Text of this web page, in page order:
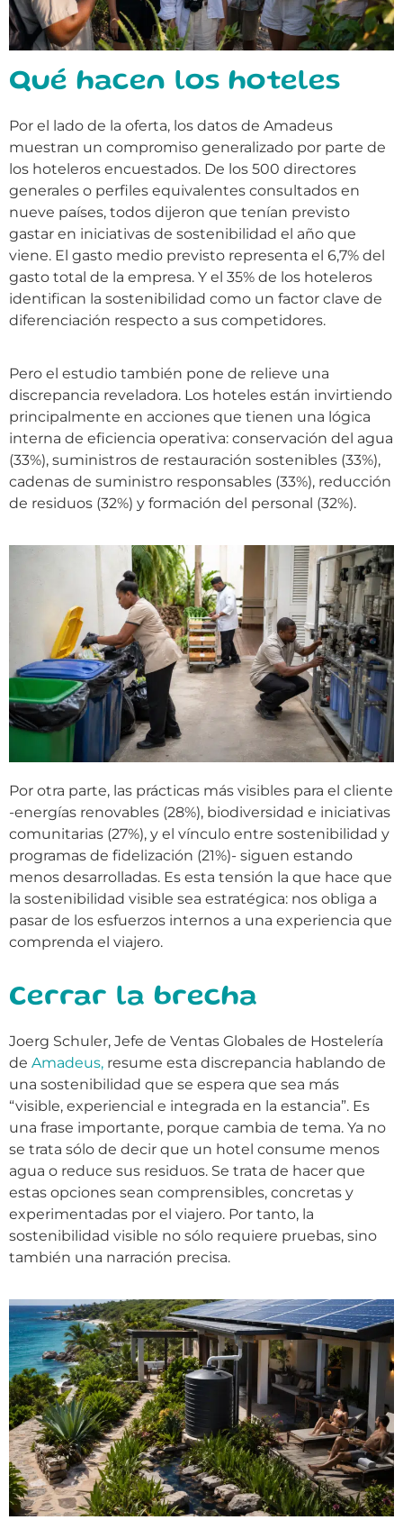
Qué hacen los hoteles
Por el lado de la oferta, los datos de Amadeus
muestran un compromiso generalizado por parte de
los hoteleros encuestados. De los 500 directores
generales o perfiles equivalentes consultados en
nueve países, todos dijeron que tenían previsto
gastar en iniciativas de sostenibilidad el año que
viene. El gasto medio previsto representa el 6,7% del
gasto total de la empresa. Y el 35% de los hoteleros
identifican la sostenibilidad como un factor clave de
diferenciación respecto a sus competidores.
Pero el estudio también pone de relieve una
discrepancia reveladora. Los hoteles están invirtiendo
principalmente en acciones que tienen una lógica
interna de eficiencia operativa: conservación del agua
(33%), suministros de restauración sostenibles (33%),
cadenas de suministro responsables (33%), reducción
de residuos (32%) y formación del personal (32%).
Por otra parte, las prácticas más visibles para el cliente
-energías renovables (28%), biodiversidad e iniciativas
comunitarias (27%), y el vínculo entre sostenibilidad y
programas de fidelización (21%)- siguen estando
menos desarrolladas. Es esta tensión la que hace que
la sostenibilidad visible sea estratégica: nos obliga a
pasar de los esfuerzos internos a una experiencia que
comprenda el viajero.
Cerrar la brecha
Joerg Schuler, Jefe de Ventas Globales de Hostelería
de Amadeus, resume esta discrepancia hablando de
una sostenibilidad que se espera que sea más
“visible, experiencial e integrada en la estancia”. Es
una frase importante, porque cambia de tema. Ya no
se trata sólo de decir que un hotel consume menos
agua o reduce sus residuos. Se trata de hacer que
estas opciones sean comprensibles, concretas y
experimentadas por el viajero. Por tanto, la
sostenibilidad visible no sólo requiere pruebas, sino
también una narración precisa.